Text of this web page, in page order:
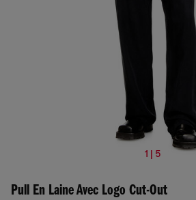
1 | 5
Pull En Laine Avec Logo Cut-Out